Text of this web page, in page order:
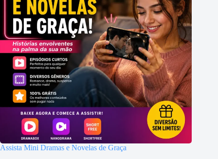
Assista Mini Dramas e Novelas de Graça